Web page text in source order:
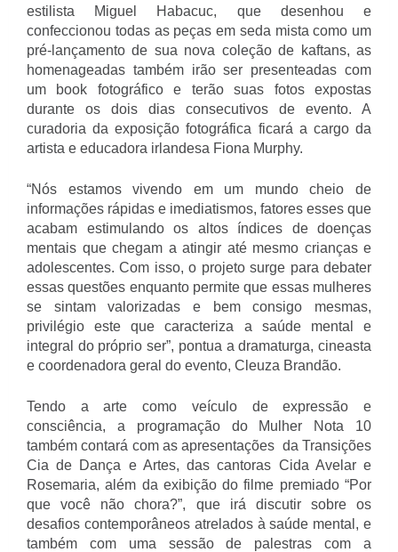
estilista Miguel Habacuc, que desenhou e
confeccionou todas as peças em seda mista como um
pré-lançamento de sua nova coleção de kaftans, as
homenageadas também irão ser presenteadas com
um book fotográfico e terão suas fotos expostas
durante os dois dias consecutivos de evento. A
curadoria da exposição fotográfica ficará a cargo da
artista e educadora irlandesa Fiona Murphy.
“Nós estamos vivendo em um mundo cheio de
informações rápidas e imediatismos, fatores esses que
acabam estimulando os altos índices de doenças
mentais que chegam a atingir até mesmo crianças e
adolescentes. Com isso, o projeto surge para debater
essas questões enquanto permite que essas mulheres
se sintam valorizadas e bem consigo mesmas,
privilégio este que caracteriza a saúde mental e
integral do próprio ser”, pontua a dramaturga, cineasta
e coordenadora geral do evento, Cleuza Brandão.
Tendo a arte como veículo de expressão e
consciência, a programação do Mulher Nota 10
também contará com as apresentações da Transições
Cia de Dança e Artes, das cantoras Cida Avelar e
Rosemaria, além da exibição do filme premiado “Por
que você não chora?”, que irá discutir sobre os
desafios contemporâneos atrelados à saúde mental, e
também com uma sessão de palestras com a